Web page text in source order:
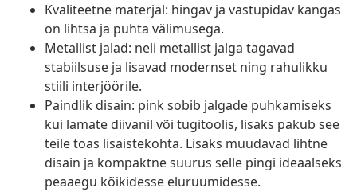
Kvaliteetne materjal: hingav ja vastupidav kangas
on lihtsa ja puhta välimusega.
Metallist jalad: neli metallist jalga tagavad
stabiilsuse ja lisavad modernset ning rahulikku
stiili interjöörile.
Paindlik disain: pink sobib jalgade puhkamiseks
kui lamate diivanil või tugitoolis, lisaks pakub see
teile toas lisaistekohta. Lisaks muudavad lihtne
disain ja kompaktne suurus selle pingi ideaalseks
peaaegu kõikidesse eluruumidesse.